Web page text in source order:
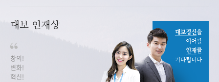
대보 인재상
창의!
변화!
혁신!
대보정신을
이어갈
인재를
기다립니다